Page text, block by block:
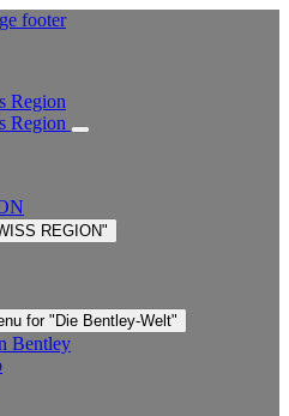
footer
REGION"
for "Die Bentley-Welt"
Bentley